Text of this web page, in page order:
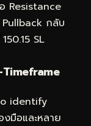
Resistance
กลับ
SL
identify
มือและหลาย